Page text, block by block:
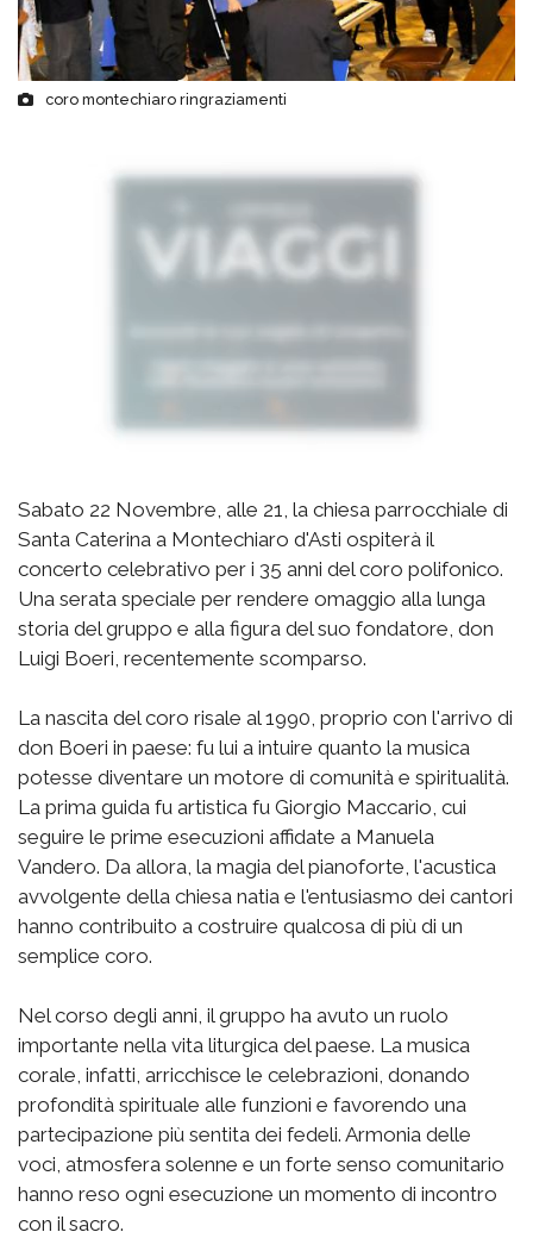
coro montechiaro ringraziamenti
Sabato 22 Novembre, alle 21, la chiesa parrocchiale di
Santa Caterina a Montechiaro d'Asti ospiterà il
concerto celebrativo per i 35 anni del coro polifonico.
Una serata speciale per rendere omaggio alla lunga
storia del gruppo e alla figura del suo fondatore, don
Luigi Boeri, recentemente scomparso.
La nascita del coro risale al 1990, proprio con l'arrivo di
don Boeri in paese: fu lui a intuire quanto la musica
potesse diventare un motore di comunità e spiritualità.
La prima guida fu artistica fu Giorgio Maccario, cui
seguire le prime esecuzioni affidate a Manuela
Vandero. Da allora, la magia del pianoforte, l'acustica
avvolgente della chiesa natia e l'entusiasmo dei cantori
hanno contribuito a costruire qualcosa di più di un
semplice coro.
Nel corso degli anni, il gruppo ha avuto un ruolo
importante nella vita liturgica del paese. La musica
corale, infatti, arricchisce le celebrazioni, donando
profondità spirituale alle funzioni e favorendo una
partecipazione più sentita dei fedeli. Armonia delle
voci, atmosfera solenne e un forte senso comunitario
hanno reso ogni esecuzione un momento di incontro
con il sacro.